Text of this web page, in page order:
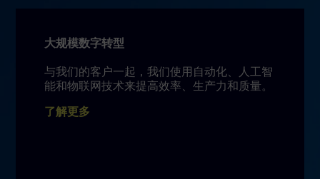
大规模数字转型
与我们的客户一起，我们使用自动化、人工智
能和物联网技术来提高效率、生产力和质量。
了解更多